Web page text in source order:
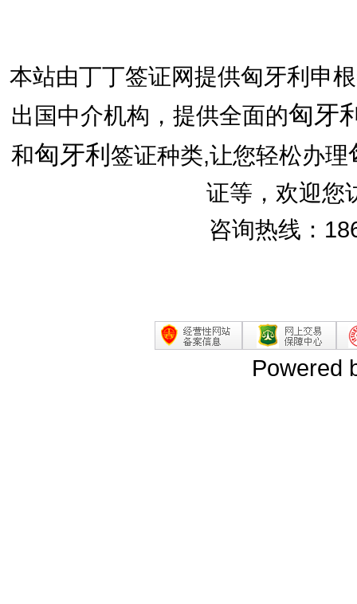
本站由丁丁签证网提供匈牙利申
出国中介机构，提供全面的匈牙
和匈牙利 签证种类,让您轻松办理
证等，欢迎您
咨询热线：
Powered